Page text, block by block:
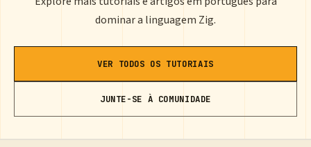
dominar a linguagem Zig.
VER TODOS OS TUTORIAIS
JUNTE-SE À COMUNIDADE